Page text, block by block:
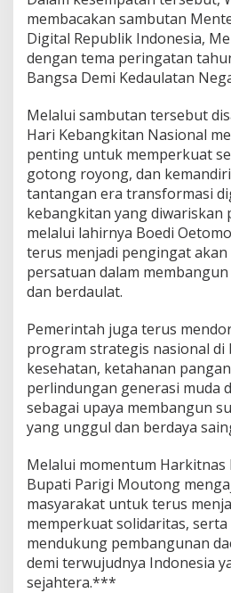
membacakan sambutan
Digital Republik Indonesia,
dengan tema peringatan
Bangsa Demi Kedaulatan
Melalui sambutan tersebut
Hari Kebangkitan Nasional
penting untuk memperkuat
gotong royong, dan
tantangan era transformasi
kebangkitan yang diwariskan
melalui lahirnya Boedi
terus menjadi pengingat
persatuan dalam
dan berdaulat.
Pemerintah juga terus
program strategis nasional di
kesehatan, ketahanan
perlindungan generasi muda
sebagai upaya membangun
yang unggul dan berdaya
Melalui momentum Harkitnas
Bupati Parigi Moutong
masyarakat untuk terus
memperkuat solidaritas, serta
mendukung pembangunan
demi terwujudnya Indonesia
sejahtera.***